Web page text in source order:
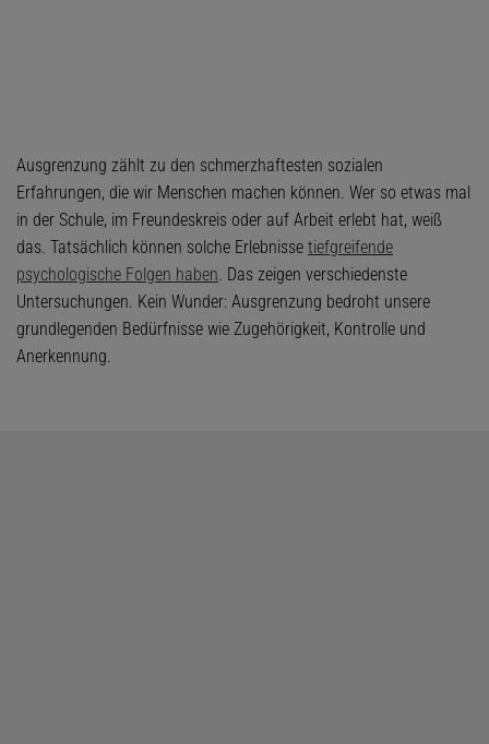
Ausgrenzung zählt zu den schmerzhaftesten sozialen
Erfahrungen, die wir Menschen machen können. Wer so etwas mal
in der Schule, im Freundeskreis oder auf Arbeit erlebt hat, weiß
das. Tatsächlich können solche Erlebnisse tiefgreifende
psychologische Folgen haben. Das zeigen verschiedenste
Untersuchungen. Kein Wunder: Ausgrenzung bedroht unsere
grundlegenden Bedürfnisse wie Zugehörigkeit, Kontrolle und
Anerkennung.